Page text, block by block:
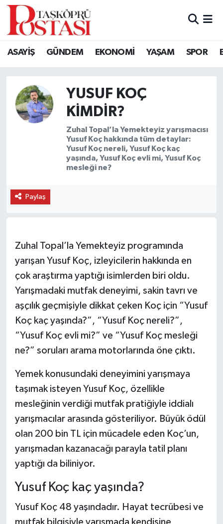
ASAYİŞ GÜNDEM EKONOMİ YAŞAM SPOR
YUSUF KOÇ
KIMDIR?
Zuhal Topal’la Yemekteyiz yarışmacısı
Yusuf Koç hakkında tüm detaylar:
Yusuf Koç nereli, Yusuf Koç kaç
yaşında, Yusuf Koç evli mi, Yusuf Koç
mesleği ne?
Paylaş
Zuhal Topal’la Yemekteyiz programında
yarışan Yusuf Koç, izleyicilerin hakkında en
çok araştırma yaptığı isimlerden biri oldu.
Yarışmadaki mutfak deneyimi, sakin tavrı ve
aşçılık geçmişiyle dikkat çeken Koç için “Yusuf
Koç kaç yaşında?”, “Yusuf Koç nereli?”,
“Yusuf Koç evli mi?” ve “Yusuf Koç mesleği
ne?” soruları arama motorlarında öne çıktı.
Yemek konusundaki deneyimini yarışmaya
taşımak isteyen Yusuf Koç, özellikle
mesleğinin verdiği mutfak pratiğiyle iddialı
yarışmacılar arasında gösteriliyor. Büyük ödül
olan 200 bin TL için mücadele eden Koç’un,
yarışmadan kazanacağı parayla tatil planı
yaptığı da biliniyor.
Yusuf Koç kaç yaşında?
Yusuf Koç 48 yaşındadır. Hayat tecrübesi ve
mutfak bilgisiyle yarışmada kendisine
Kastamonu Vefat Edenler
Ağlı Haberleri
Araç Haberleri
Azdavay Haberleri
Bozkurt Haberleri
Çatalzeytin Haberleri
Daday Haberleri
Devrekani Haberleri
Doğanyurt Haberleri
Hanönü Haberleri
İhsangazi Haberleri
İnebolu Haberleri
Küre Haberleri
Merkez Haberleri
Pınarbaşı Haberleri
Şenpazar Haberleri
Seydiler Haberleri
Taşköprü Haberleri